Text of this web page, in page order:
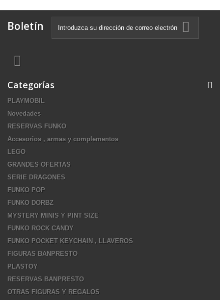
Boletín
Categorías
PLAYMOBIL
Novedades
RESERVAS FUNKO
Accesorios , armas y complementos
LEGO
GRANDES OFERTAS
SERIE DRAGONES
FUNKO POP
FUNKO DORBZ
MYSTERY MINIS Y PINT SIZE
FUNKO ROCK CANDY
FUNKO POCKET KEYCHAIN , LLAVEROS
FIGURAS BANPRESTO
PLASTOY
RESERVAS BANPRESTO
OTRAS FIGURAS Y REGALOS